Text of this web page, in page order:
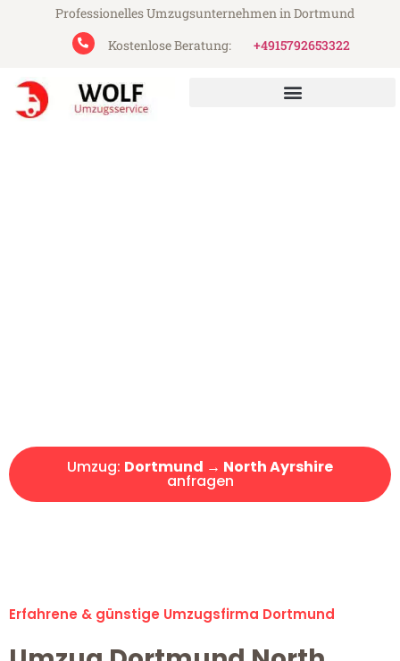
Professionelles Umzugsunternehmen in Dortmund
Kostenlose Beratung:
+4915792653322
Umzug: Dortmund → North Ayrshire
anfragen
Erfahrene & günstige Umzugsfirma Dortmund